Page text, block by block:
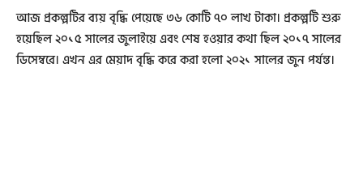
আজ প্রকল্পটির ব্যয় বৃদ্ধি পেয়েছে ৩৬ কোটি ৭০ লাখ টাকা। প্রকল্পটি শুরু
হয়েছিল ২০১৫ সালের জুলাইয়ে এবং শেষ হওয়ার কথা ছিল ২০১৭ সালের
ডিসেম্বরে। এখন এর মেয়াদ বৃদ্ধি করে করা হলো ২০২১ সালের জুন পর্যন্ত।